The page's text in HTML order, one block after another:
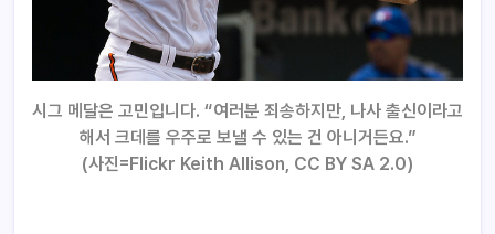
시그 메달은 고민입니다. “여러분 죄송하지만, 나사 출신이라고
해서 크데를 우주로 보낼 수 있는 건 아니거든요.”
(사진=Flickr Keith Allison , CC BY SA 2.0)